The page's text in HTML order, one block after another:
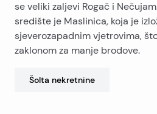
se veliki zaljevi Rogač i
središte je Maslinica, koja je
sjeverozapadnim vjetrovima,
zaklonom za manje brodove.
Šolta nekretnine